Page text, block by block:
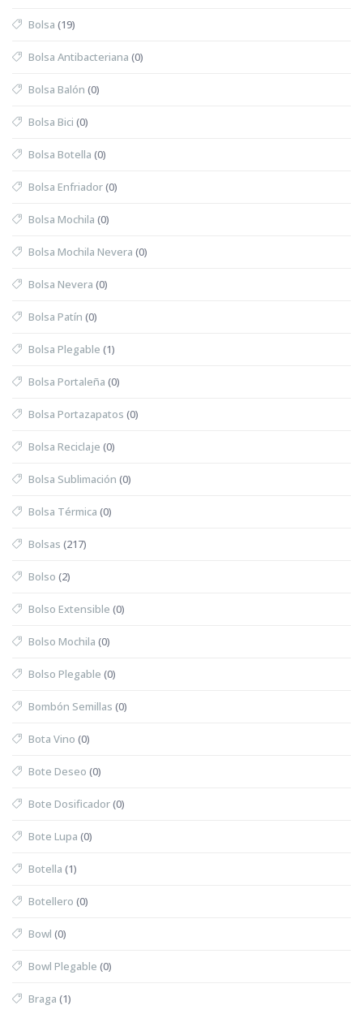
Bolsa (19)
Bolsa Antibacteriana (0)
Bolsa Balón (0)
Bolsa Bici (0)
Bolsa Botella (0)
Bolsa Enfriador(0)
Bolsa Mochila (0)
Bolsa Mochila Nevera (0)
Bolsa Nevera (0)
Bolsa Patín (0)
Bolsa Plegable (1)
Bolsa Portaleña (0)
Bolsa Portazapatos (0)
Bolsa Reciclaje (0)
Bolsa Sublimación (0)
Bolsa Térmica (0)
Bolsas (217)
Bolso (2)
Bolso Extensible (0)
Bolso Mochila (0)
Bolso Plegable (0)
Bombón Semillas (0)
Bota Vino (0)
Bote Deseo (0)
Bote Dosificador(0)
Bote Lupa (0)
Botella (1)
Botellero (0)
Bowl (0)
Bowl Plegable (0)
Braga (1)